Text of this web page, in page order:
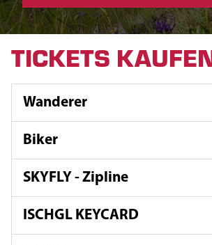
TICKETS
Wanderer
Biker
SKYFLY - Zipline
ISCHGL KEYCARD